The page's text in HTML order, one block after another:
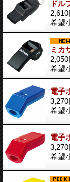
ドル
2,610
希望
ミカ
2,050
希望
電子
3,270
希望
電子
3,270
希望